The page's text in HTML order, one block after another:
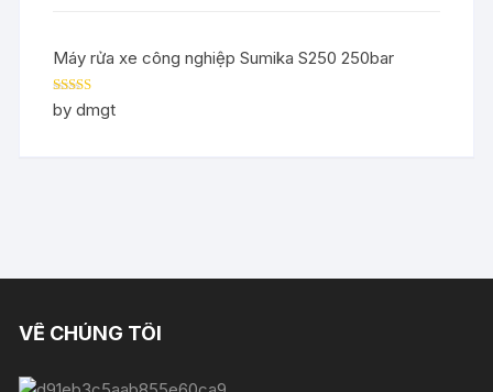
Máy rửa xe công nghiệp Sumika S250 250bar
Rated5out
of 5
by dmgt
VỀ CHÚNG TÔI